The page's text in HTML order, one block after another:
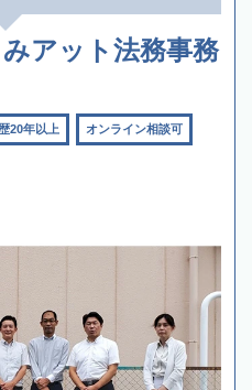
アット法務事務
20年以上 オンライン相談可